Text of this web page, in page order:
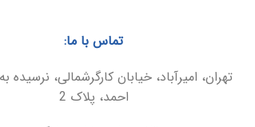
تماس با ما:
تهران، امیرآباد، خیابان کارگرشمالی، نرسیده
احمد، پلاک 2